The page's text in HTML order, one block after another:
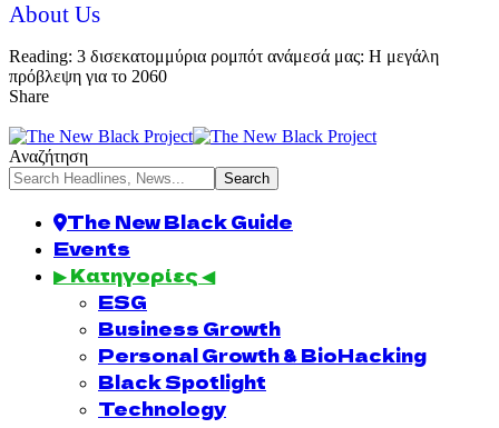
About Us
Reading: 3 δισεκατομμύρια ρομπότ ανάμεσά μας: Η μεγάλη
πρόβλεψη για το 2060
Share
Αναζήτηση
The New Black Guide
Events
▶ Κατηγορίες ◀
ESG
Business Growth
Personal Growth & BioHacking
Black Spotlight
Technology